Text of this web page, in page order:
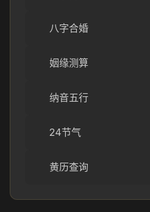
八字合婚
姻缘测算
纳音五行
24节气
黄历查询